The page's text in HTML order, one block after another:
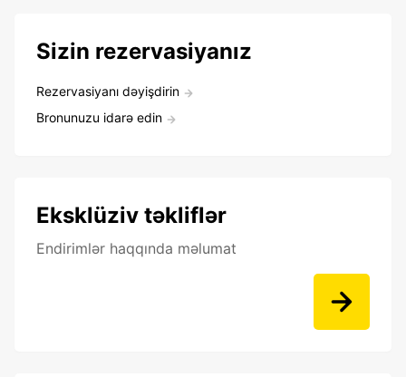
Sizin rezervasiyanız
Rezervasiyanı dəyişdirin
Bronunuzu idarə edin
Eksklüziv təkliflər
Endirimlər haqqında məlumat